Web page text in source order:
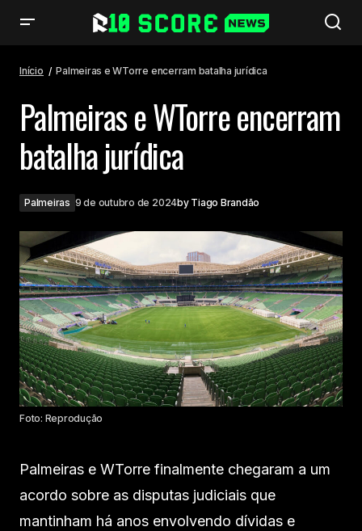
Início Palmeiras e WTorre encerram batalha jurídica
Palmeiras e WTorre encerram
batalha jurídica
Palmeiras 9 de outubro de 2024by Tiago Brandão
Foto: Reprodução
Palmeiras e WTorre finalmente chegaram a um
acordo sobre as disputas judiciais que
mantinham há anos envolvendo dívidas e